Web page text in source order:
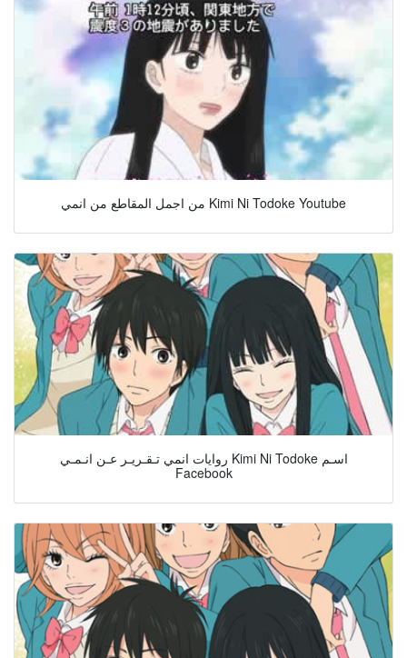
من اجمل المقاطع من انمي Kimi Ni Todoke Youtube
روايات انمي تـقـريـر عـن انـمـي Kimi Ni Todoke اسـم
Facebook